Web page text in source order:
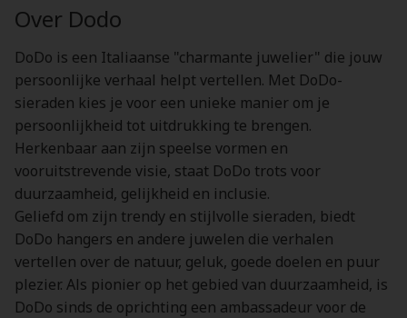
Over Dodo
DoDo is een Italiaanse "charmante juwelier" die jouw
persoonlijke verhaal helpt vertellen. Met DoDo-
sieraden kies je voor een unieke manier om je
persoonlijkheid tot uitdrukking te brengen.
Herkenbaar aan zijn speelse vormen en
vooruitstrevende visie, staat DoDo trots voor
duurzaamheid, gelijkheid en inclusie.
Geliefd om zijn trendy en stijlvolle sieraden, biedt
DoDo hangers en andere juwelen die verhalen
vertellen over de natuur, geluk, goede doelen en puur
plezier. Als pionier op het gebied van duurzaamheid, is
DoDo sinds de oprichting een ambassadeur voor de